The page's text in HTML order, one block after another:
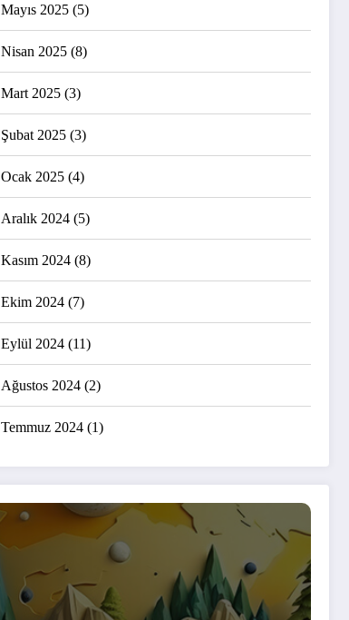
Mayıs 2025 (5)
Nisan 2025 (8)
Mart 2025 (3)
Şubat 2025 (3)
Ocak 2025 (4)
Aralık 2024 (5)
Kasım 2024 (8)
Ekim 2024 (7)
Eylül 2024 (11)
Ağustos 2024 (2)
Temmuz 2024 (1)